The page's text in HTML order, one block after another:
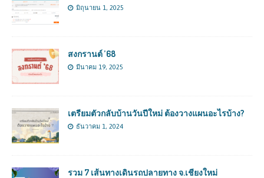
มิถุนายน 1, 2025
สงกรานต์ ’68
มีนาคม 19, 2025
เตรียมตัวกลับบ้านวันปีใหม่ ต้องวางแผนอะไรบ้าง?
ธันวาคม 1, 2024
รวม 7 เส้นทางเดินรถปลายทาง จ.เชียงใหม่